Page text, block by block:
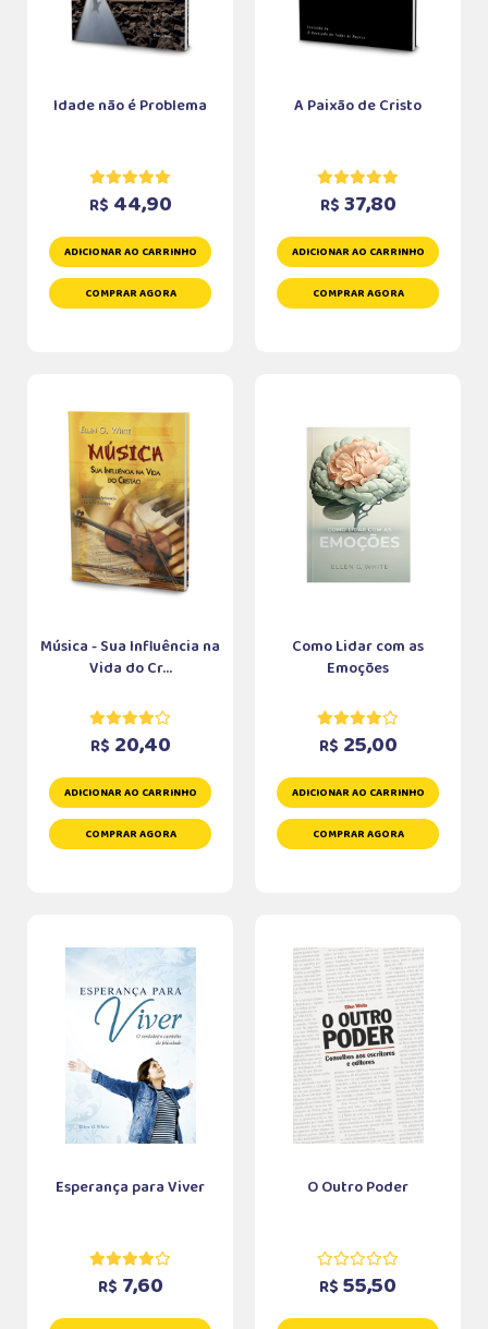
Idade não é Problema
R$ 44,90
ADICIONAR AO CARRINHO
COMPRAR AGORA
A Paixão de Cristo
R$ 37,80
ADICIONAR AO CARRINHO
COMPRAR AGORA
Música - Sua Influência na
Vida do Cr...
R$ 20,40
ADICIONAR AO CARRINHO
COMPRAR AGORA
Como Lidar com as
Emoções
R$ 25,00
ADICIONAR AO CARRINHO
COMPRAR AGORA
Esperança para Viver
R$ 7,60
O Outro Poder
R$ 55,50